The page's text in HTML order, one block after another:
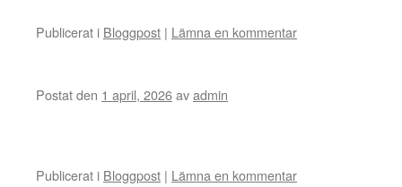
Publicerat i Bloggpost | Lämna en kommentar
Postat den 1 april, 2026avadmin
Publicerat i Bloggpost | Lämna en kommentar